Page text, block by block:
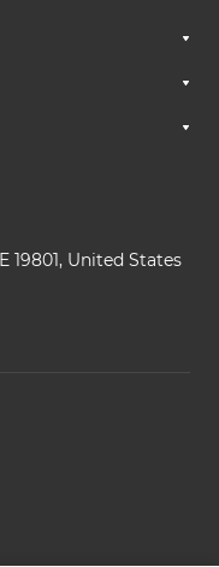
19801, United States